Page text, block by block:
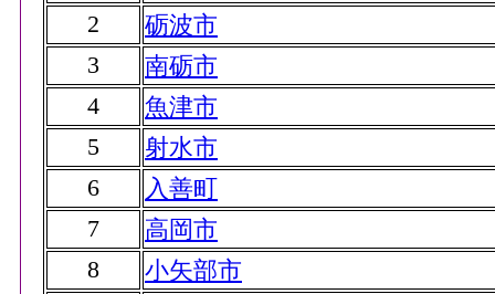
2
砺波市
3
南砺市
4
魚津市
5
射水市
6
入善町
7
高岡市
8
小矢部市